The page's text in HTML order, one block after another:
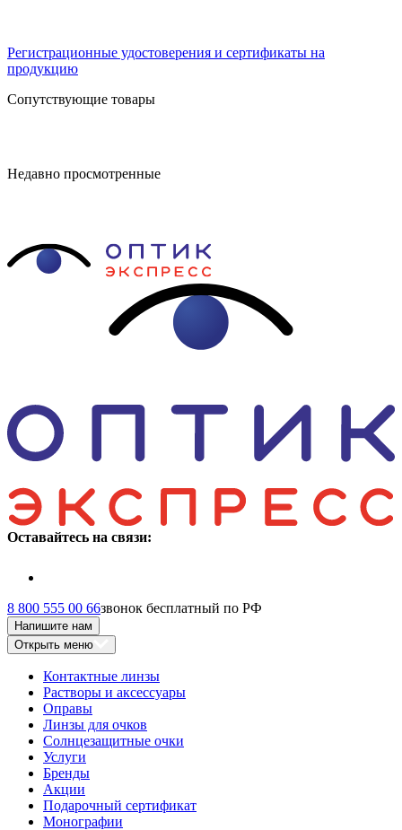
Регистрационные удостоверения и сертификаты на
продукцию
Сопутствующие товары
Недавно просмотренные
Оставайтесь на связи:
8 800 555 00 66звонок бесплатный по РФ
Напишите нам
Открыть меню
Контактные линзы
Растворы и аксессуары
Оправы
Линзы для очков
Солнцезащитные очки
Услуги
Бренды
Акции
Подарочный сертификат
Монографии